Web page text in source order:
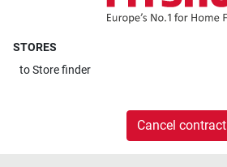
STORES
toStore finder
Cancel contract